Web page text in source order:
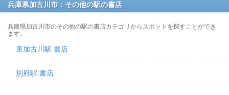
兵庫県加古川市：その他の駅の書店
兵庫県加古川市のその他の駅の書店カテゴリからスポットを探すことができ
ます。
東加古川駅 書店
別府駅 書店